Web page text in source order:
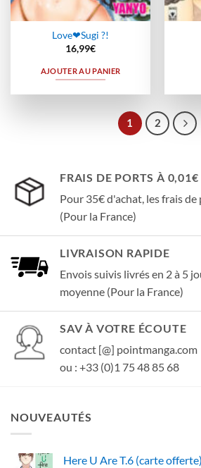
Love❤Sugi ?!
16,99€
AJOUTER AU PANIER
1 2
FRAIS DE PORTS À 0,01€
Pour 35€ d'achat, les frais
(Pour la France)
LIVRAISON RAPIDE
Envois suivis livrés en 2 à 5
moyenne (Pour la France)
SAV À VOTRE ÉCOUTE
contact [@] pointmanga.com
ou : +33 (0)1 75 48 85 68
NOUVEAUTÉS
Here U Are T.6 (carte offerte)